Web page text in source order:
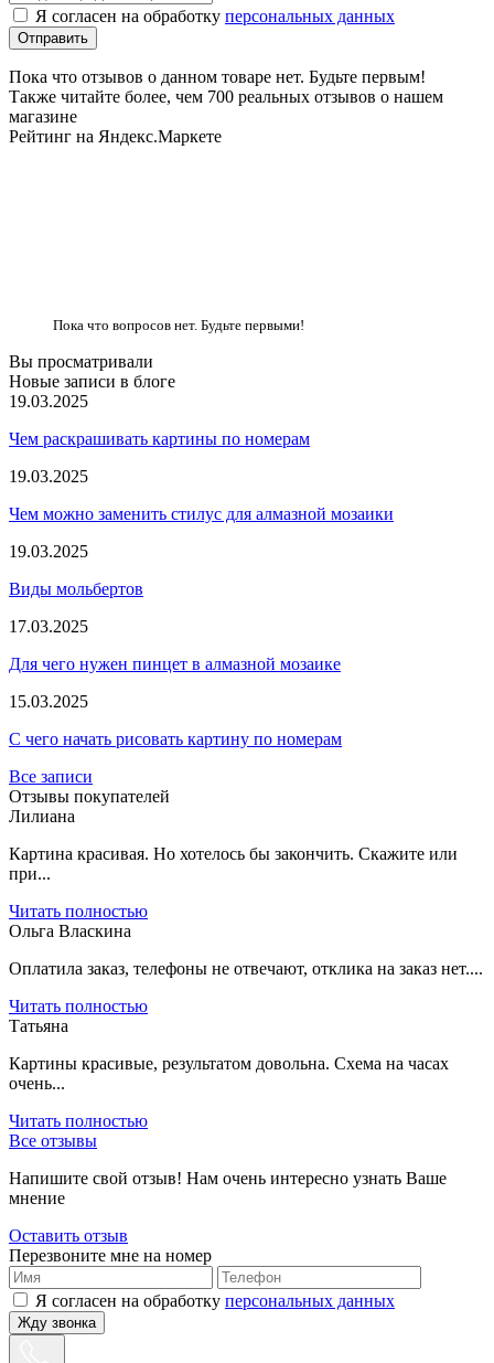
Я согласен на обработку персональных данных
Пока что отзывов о данном товаре нет. Будьте первым!
Также читайте более, чем 700 реальных отзывов о нашем
магазине
Рейтинг на Яндекс.Маркете
Пока что вопросов нет. Будьте первыми!
Вы просматривали
Новые записи в блоге
19.03.2025
Чем раскрашивать картины по номерам
19.03.2025
Чем можно заменить стилус для алмазной мозаики
19.03.2025
Виды мольбертов
17.03.2025
Для чего нужен пинцет в алмазной мозаике
15.03.2025
С чего начать рисовать картину по номерам
Все записи
Отзывы покупателей
Лилиана
Картина красивая. Но хотелось бы закончить. Скажите или
при...
Читать полностью
Ольга Власкина
Оплатила заказ, телефоны не отвечают, отклика на заказ нет....
Читать полностью
Татьяна
Картины красивые, результатом довольна. Схема на часах
очень...
Читать полностью
Все отзывы
Напишите свой отзыв! Нам очень интересно узнать Ваше
мнение
Оставить отзыв
Перезвоните мне на номер
Я согласен на обработку персональных данных
Жду звонка